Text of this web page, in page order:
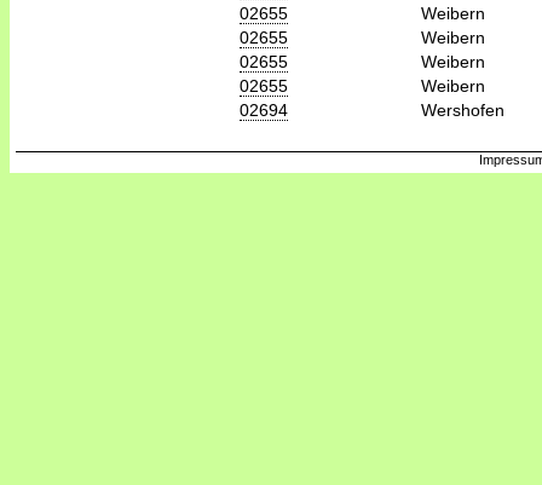
02655
Weibern
02655
Weibern
02655
Weibern
02655
Weibern
02694
Wershofen